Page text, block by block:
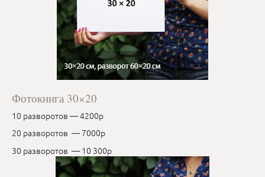
Фотокнига 30×20
10 разворотов — 4200р
20 разворотов — 7000р
30 разворотов — 10 300р